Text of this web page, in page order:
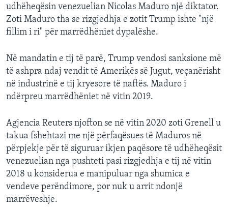
udhëheqësin venezuelian Nicolas Maduro një diktator.
Zoti Maduro tha se rizgjedhja e zotit Trump ishte "një
fillim i ri" për marrëdhëniet dypalëshe.
Në mandatin e tij të parë, Trump vendosi sanksione më
të ashpra ndaj vendit të Amerikës së Jugut, veçanërisht
në industrinë e tij kryesore të naftës. Maduro i
ndërpreu marrëdhëniet në vitin 2019.
Agjencia Reuters njofton se në vitin 2020 zoti Grenell u
takua fshehtazi me një përfaqësues të Maduros në
përpjekje për të siguruar ikjen paqësore të udhëheqësit
venezuelian nga pushteti pasi rizgjedhja e tij në vitin
2018 u konsiderua e manipuluar nga shumica e
vendeve perëndimore, por nuk u arrit ndonjë
marrëveshje.